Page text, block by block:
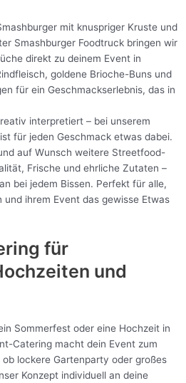
mit knuspriger Kruste und
Smashburger Foodtruck bringen wir
direkt zu deinem Event in
goldene Brioche-Buns und
für ein Geschmackserlebnis, das in
interpretiert – bei unserem
für jeden Geschmack etwas dabei.
auf Wunsch weitere Streetfood-
Frische und ehrliche Zutaten –
bei jedem Bissen. Perfekt für alle,
ihrem Event das gewisse Etwas
für
und
Sommerfest oder eine Hochzeit in
Catering macht dein Event zum
lockere Gartenparty oder großes
Konzept individuell an deine